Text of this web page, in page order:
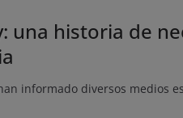
una historia de
informado diversos medios